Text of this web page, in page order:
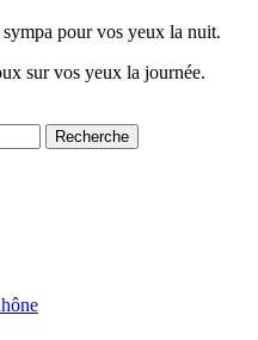
pour vos yeux la nuit.
sur vos yeux la journée.
Recherche